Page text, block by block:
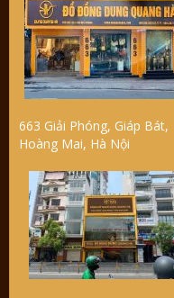
663 Giải Phóng, Giáp Bát,
Hoàng Mai, Hà Nội